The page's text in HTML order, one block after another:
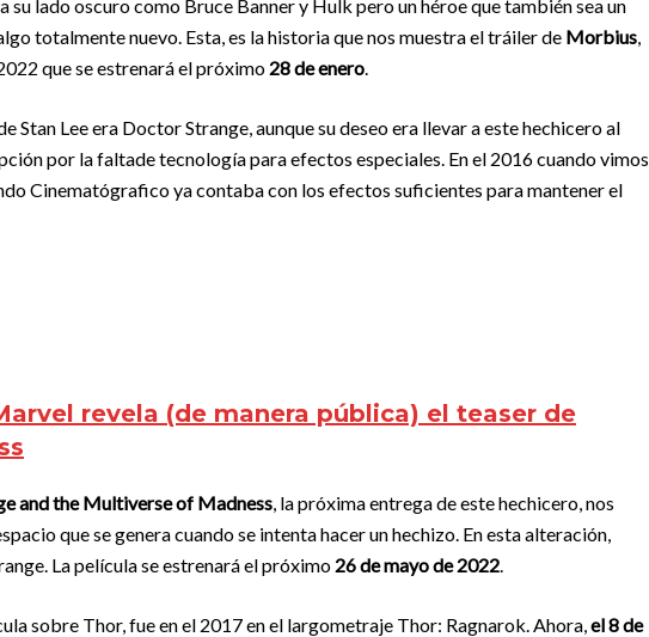
lado oscuro como Bruce Banner y Hulk pero un héroe que también sea un
totalmente nuevo. Esta, es la historia que nos muestra el tráiler de Morbius,
que se estrenará el próximo 28 de enero.
Stan Lee era Doctor Strange, aunque su deseo era llevar a este hechicero al
por la faltade tecnología para efectos especiales. En el 2016 cuando vimos
Cinematógrafico ya contaba con los efectos suficientes para mantener el
revela (de manera pública) el teaser de
and the Multiverse of Madness, la próxima entrega de este hechicero, nos
que se genera cuando se intenta hacer un hechizo. En esta alteración,
La película se estrenará el próximo 26 de mayo de 2022.
sobre Thor, fue en el 2017 en el largometraje Thor: Ragnarok. Ahora,el 8 de